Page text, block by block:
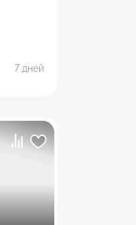
7 дней